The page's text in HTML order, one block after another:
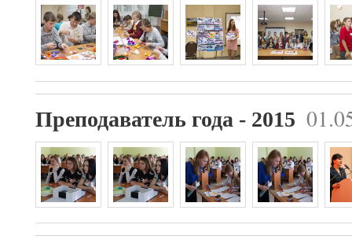
Преподаватель года - 2015